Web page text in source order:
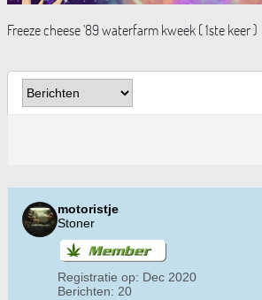
Freeze cheese '89 waterfarm kweek ( 1ste keer )
motoristje
Stoner
Registratie op: Dec 2020
Berichten: 20